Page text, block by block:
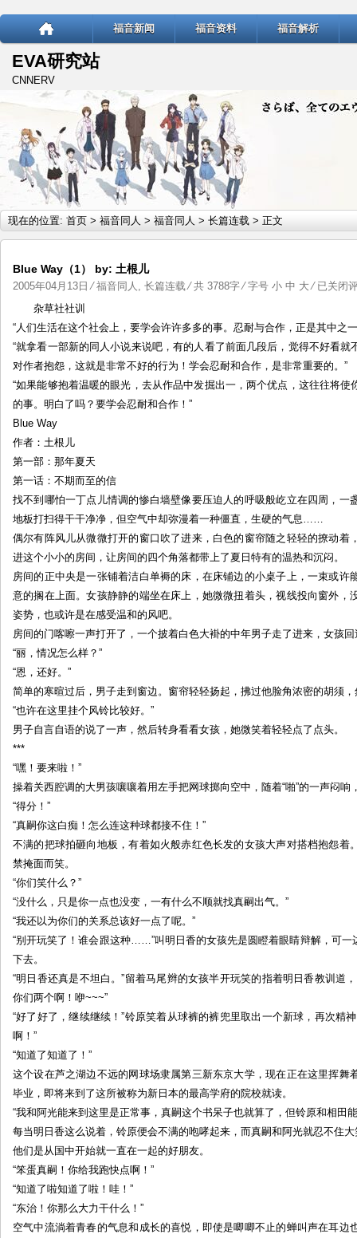
福音新闻 福音资料 福音解析
EVA研究站
CNNERV
现在的位置: 首页 > 福音同人 > 福音同人 > 长篇连载 > 正文
Blue Way（1） by: 土根儿
2005年04月13日 ⁄福音同人 , 长篇连载⁄ 共 3788字 ⁄ 字号 小 中 大 ⁄ Blue
by:
根
儿
已关闭
杂草社社训
“人们生活在这个社会上，要学会许许多多的事。忍耐与合作，正是其中之
“就拿看一部新的同人小说来说吧，有的人看了前面几段后，觉得不好看
对作者抱怨，这就是非常不好的行为！学会忍耐和合作，是非常重要的。”
“如果能够抱着温暖的眼光，去从作品中发掘出一，两个优点，这往往将
的事。明白了吗？要学会忍耐和合作！”
Blue Way
作者：土根儿
第一部：那年夏天
第一话：不期而至的信
找不到哪怕一丁点儿情调的惨白墙壁像要压迫人的呼吸般屹立在四周，一
地板打扫得干干净净，但空气中却弥漫着一种僵直，生硬的气息……
偶尔有阵风儿从微微打开的窗口吹了进来，白色的窗帘随之轻轻的撩动着
进这个小小的房间，让房间的四个角落都带上了夏日特有的温热和沉闷。
房间的正中央是一张铺着洁白单褥的床，在床铺边的小桌子上，一束或许
意的搁在上面。女孩静静的端坐在床上，她微微扭着头，视线投向窗外，
姿势，也或许是在感受温和的风吧。
房间的门喀嚓一声打开了，一个披着白色大褂的中年男子走了进来，女孩
“丽，情况怎么样？”
“恩，还好。”
简单的寒暄过后，男子走到窗边。窗帘轻轻扬起，拂过他脸角浓密的胡须
“也许在这里挂个风铃比较好。”
男子自言自语的说了一声，然后转身看看女孩，她微笑着轻轻点了点头。
***
“嘿！要来啦！”
操着关西腔调的大男孩嚷嚷着用左手把网球掷向空中，随着“啪”的一声闷
“得分！”
“真嗣你这白痴！怎么连这种球都接不住！”
不满的把球拍砸向地板，有着如火般赤红色长发的女孩大声对搭档抱怨着
禁掩面而笑。
“你们笑什么？”
“没什么，只是你一点也没变，一有什么不顺就找真嗣出气。”
“我还以为你们的关系总该好一点了呢。”
“别开玩笑了！谁会跟这种……”叫明日香的女孩先是圆瞪着眼睛辩解，可
下去。
“明日香还真是不坦白。”留着马尾辫的女孩半开玩笑的指着明日香教训道
你们两个啊！咿~~~”
“好了好了，继续继续！”铃原笑着从球裤的裤兜里取出一个新球，再次精
啊！”
“知道了知道了！”
这个设在芦之湖边不远的网球场隶属第三新东京大学，现在正在这里挥舞
毕业，即将来到了这所被称为新日本的最高学府的院校就读。
“我和阿光能来到这里是正常事，真嗣这个书呆子也就算了，但铃原和相田
每当明日香这么说着，铃原便会不满的咆哮起来，而真嗣和阿光就忍不住
他们是从国中开始就一直在一起的好朋友。
“笨蛋真嗣！你给我跑快点啊！”
“知道了啦知道了啦！哇！”
“东治！你那么大力干什么！”
空气中流淌着青春的气息和成长的喜悦，即使是唧唧不止的蝉叫声在耳边